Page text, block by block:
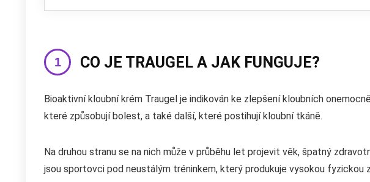
CO JE TRAUGEL A JAK FUNGUJE?
Bioaktivní kloubní krém Traugel je indikován ke zlepšení kloubních
které způsobují bolest, a také další, které postihují kloubní tkáně.
Na druhou stranu se na nich může v průběhu let projevit věk, špatný
jsou sportovci pod neustálým tréninkem, který produkuje vysokou fyzickou